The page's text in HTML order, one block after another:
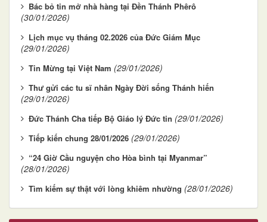
Bác bỏ tin mở nhà hàng tại Đền Thánh Phêrô
(30/01/2026)
Lịch mục vụ tháng 02.2026 của Đức Giám Mục
(29/01/2026)
Tin Mừng tại Việt Nam (29/01/2026)
Thư gửi các tu sĩ nhân Ngày Đời sống Thánh hiến
(29/01/2026)
Đức Thánh Cha tiếp Bộ Giáo lý Đức tin (29/01/2026)
Tiếp kiến chung 28/01/2026 (29/01/2026)
“24 Giờ Cầu nguyện cho Hòa bình tại Myanmar”
(28/01/2026)
Tìm kiếm sự thật với lòng khiêm nhường (28/01/2026)